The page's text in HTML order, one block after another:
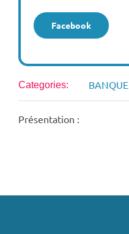
Facebook
Categories: BANQUE
Présentation :